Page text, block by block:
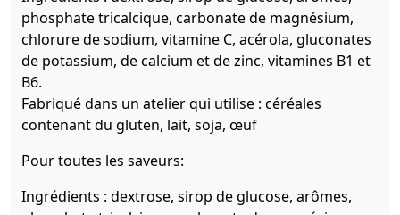
phosphate tricalcique, carbonate de magnésium,
chlorure de sodium, vitamine C, acérola, gluconates
de potassium, de calcium et de zinc, vitamines B1 et
B6.
Fabriqué dans un atelier qui utilise : céréales
contenant du gluten, lait, soja, œuf
Pour toutes les saveurs:
Ingrédients : dextrose, sirop de glucose, arômes,